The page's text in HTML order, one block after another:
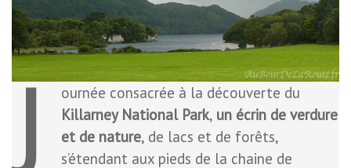
J
ournée consacrée à la découverte du
Killarney National Park, un écrin de verdure
et de nature, de lacs et de forêts,
s’étendant aux pieds de la chaine de